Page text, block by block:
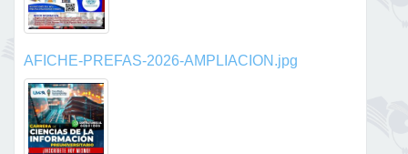
AFICHE-PREFAS-2026-AMPLIACION.jpg